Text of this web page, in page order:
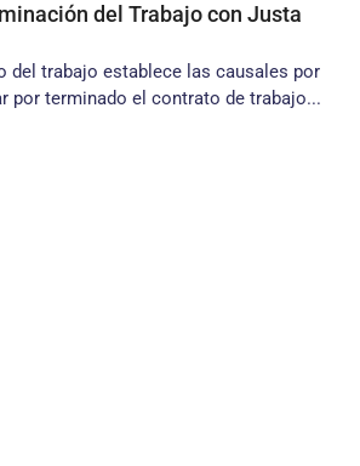
del Trabajo con Justa
del trabajo establece las causales por
por terminado el contrato de trabajo...